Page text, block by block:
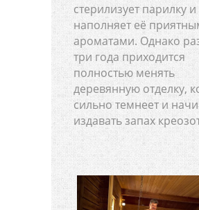
стерилизует парилку и
наполняет её
ароматами. Однако
три года приходится
полностью менять
деревянную отделку,
сильно темнеет и
издавать запах